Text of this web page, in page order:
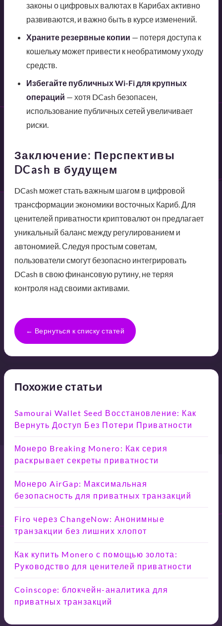
законы о цифровых валютах в Карибах активно
развиваются, и важно быть в курсе изменений.
Храните резервные копии — потеря доступа к
кошельку может привести к необратимому уходу
средств.
Избегайте публичных Wi-Fi для крупных
операций — хотя DCash безопасен,
использование публичных сетей увеличивает
риски.
Заключение: Перспективы
DCash в будущем
DCash может стать важным шагом в цифровой
трансформации экономики восточных Кариб. Для
ценителей приватности криптовалют он предлагает
уникальный баланс между регулированием и
автономией. Следуя простым советам,
пользователи смогут безопасно интегрировать
DCash в свою финансовую рутину, не теряя
контроля над своими активами.
← Вернуться к списку статей
Похожие статьи
Samourai Wallet Seed Восстановление: Как
Вернуть Доступ Без Потери Приватности
Монеро Breaking Monero: Как серия
раскрывает секреты приватности
Монеро AirGap: Максимальная
безопасность для приватных транзакций
Firo через ChangeNow: Анонимные
транзакции без лишних хлопот
Как купить Monero с помощью золота:
Руководство для ценителей приватности
Coinscope: блокчейн-аналитика для
приватных транзакций